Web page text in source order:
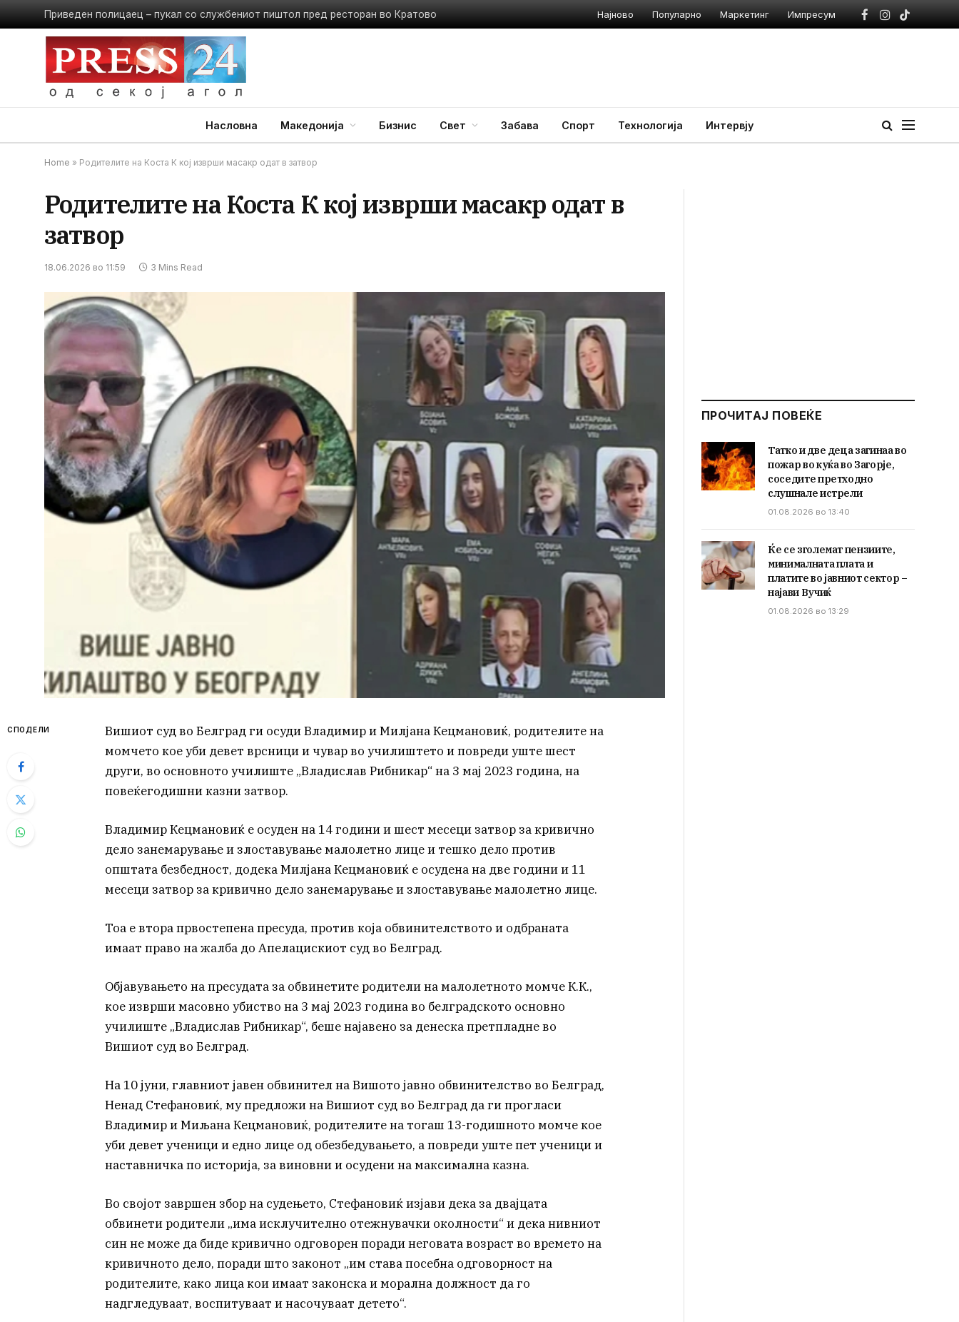
Приведен полицаец – пукал со службениот пиштол пред ресторан во Кратово Најново Популарно Маркетинг Импресум
Facebook
Instagram
TikTok
Насловна Македонија Бизнис Свет Забава Спорт Технологија Интервју
Home » Родителите на Коста К кој изврши масакр одат в затвор
Родителите на Коста К кој изврши масакр одат в
затвор
18.06.2026 во 11:59 3 Mins Read
СПОДЕЛИ
Вишиот суд во Белград ги осуди Владимир и Милјана Кецмановиќ, родителите на
момчето кое уби девет врсници и чувар во училиштето и повреди уште шест
други, во основното училиште „Владислав Рибникар“ на 3 мај 2023 година, на
повеќегодишни казни затвор.
Владимир Кецмановиќ е осуден на 14 години и шест месеци затвор за кривично
дело занемарување и злоставување малолетно лице и тешко дело против
општата безбедност, додека Милјана Кецмановиќ е осудена на две години и 11
месеци затвор за кривично дело занемарување и злоставување малолетно лице.
Тоа е втора првостепена пресуда, против која обвинителството и одбраната
имаат право на жалба до Апелацискиот суд во Белград.
Објавувањето на пресудата за обвинетите родители на малолетното момче К.К.,
кое изврши масовно убиство на 3 мај 2023 година во белградското основно
училиште „Владислав Рибникар“, беше најавено за денеска претпладне во
Вишиот суд во Белград.
На 10 јуни, главниот јавен обвинител на Вишото јавно обвинителство во Белград,
Ненад Стефановиќ, му предложи на Вишиот суд во Белград да ги прогласи
Владимир и Миљана Кецмановиќ, родителите на тогаш 13-годишното момче кое
уби девет ученици и едно лице од обезбедувањето, а повреди уште пет ученици и
наставничка по историја, за виновни и осудени на максимална казна.
Во својот завршен збор на судењето, Стефановиќ изјави дека за двајцата
обвинети родители „има исклучително отежнувачки околности“ и дека нивниот
син не може да биде кривично одговорен поради неговата возраст во времето на
кривичното дело, поради што законот „им става посебна одговорност на
родителите, како лица кои имаат законска и морална должност да го
надгледуваат, воспитуваат и насочуваат детето“.
ПРОЧИТАЈ ПОВЕЌЕ
Татко и две деца загинаа во
пожар во куќа во Загорје,
соседите претходно
слушнале истрели
01.08.2026 во 13:40
Ќе се зголемат пензиите,
минималната плата и
платите во јавниот сектор –
најави Вучиќ
01.08.2026 во 13:29